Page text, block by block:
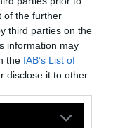
of the further
third parties on the
information may
the IAB’s List of
disclose it to other
έγκαιρης
των
πληθυσμού
επόμενα